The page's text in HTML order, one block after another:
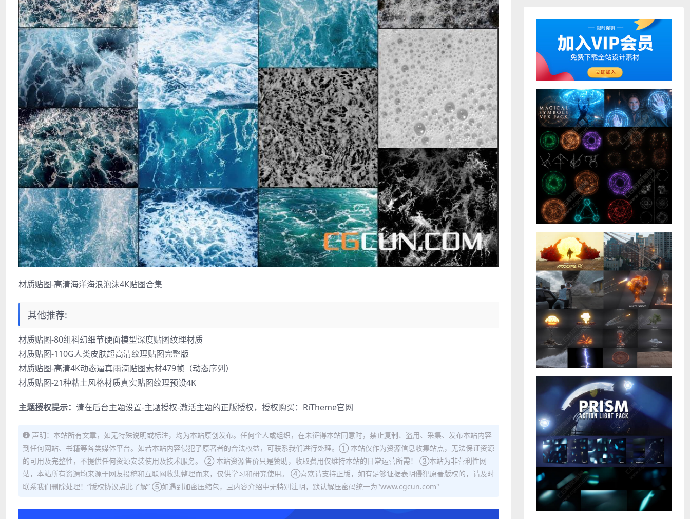
材质贴图-高清海洋海浪泡沫4K贴图合集
其他推荐:
材质贴图-80组科幻细节硬面模型深度贴图纹理材质
材质贴图-110G人类皮肤超高清纹理贴图完整版
材质贴图-高清4K动态逼真雨滴贴图素材479帧（动态序列）
材质贴图-21种粘土风格材质真实贴图纹理预设4K
主题授权提示： 请在后台主题设置-主题授权-激活主题的正版授权，授权购买： RiTheme官网
声明：本站所有文章，如无特殊说明或标注，均为本站原创发布。任何个人或组织，在未征得本站同意时，禁止复制、盗用、采集、发布本站内容
到任何网站、书籍等各类媒体平台。如若本站内容侵犯了原著者的合法权益，可联系我们进行处理。① 本站仅作为资源信息收集站点，无法保证资源
的可用及完整性，不提供任何资源安装使用及技术服务。 ② 本站资源售价只是赞助，收取费用仅维持本站的日常运营所需！ ③本站为非营利性网
站，本站所有资源均来源于网友投稿和互联网收集整理而来，仅供学习和研究使用。 ④喜欢请支持正版，如有足够证据表明侵犯原著版权的，请及时
联系我们删除处理！“版权协议点此了解” ⑤如遇到加密压缩包，且内容介绍中无特别注明，默认解压密码统一为"www.cgcun.com"